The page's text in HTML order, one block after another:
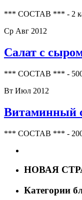
*** СОСТАВ *** - 2
Ср Авг 2012
Салат с
*** СОСТАВ *** - 500
Вт Июл 2012
Витаминный
*** СОСТАВ *** - 200
НОВАЯ
Категории